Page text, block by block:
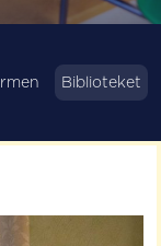
Biblioteket